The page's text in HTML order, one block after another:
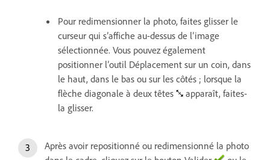
Pour redimensionner la photo, faites glisser le
curseur qui s’affiche au-dessus de l’image
sélectionnée. Vous pouvez également
positionner l’outil Déplacement sur un coin, dans
le haut, dans le bas ou sur les côtés ; lorsque la
flèche diagonale à deux têtes
apparaît, faites-
la glisser.
Après avoir repositionné ou redimensionné la photo